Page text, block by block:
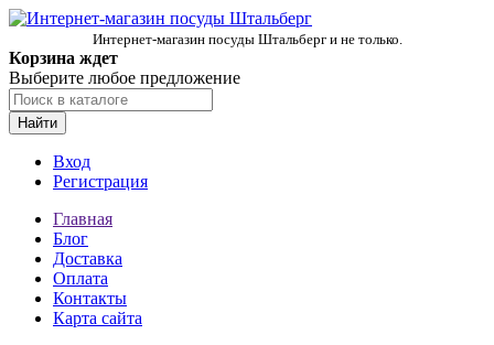
Интернет-магазин посуды Штальберг и не только.
Корзина ждет
Выберите любое предложение
Найти
Вход
Регистрация
Главная
Блог
Доставка
Оплата
Контакты
Карта сайта